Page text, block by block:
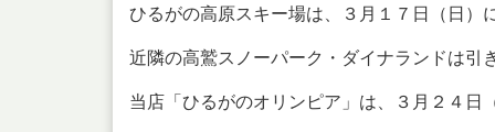
ひるがの高原スキー場は、３月１７日（日）
近隣の高鷲スノーパーク・ダイナランドは引
当店「ひるがのオリンピア」は、３月２４日